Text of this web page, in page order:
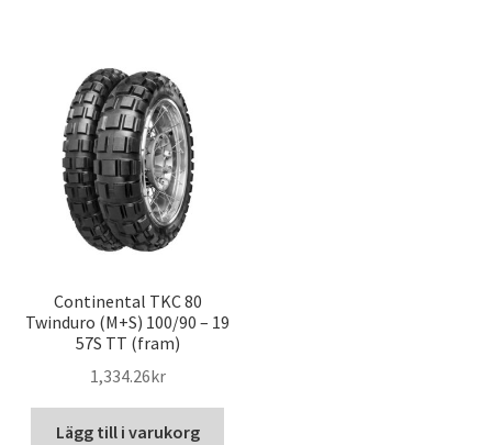
Continental TKC 80
Twinduro (M+S) 100/90 – 19
57S TT (fram)
1,334.26kr
Lägg till i varukorg